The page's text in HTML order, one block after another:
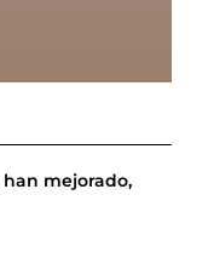
han mejorado,